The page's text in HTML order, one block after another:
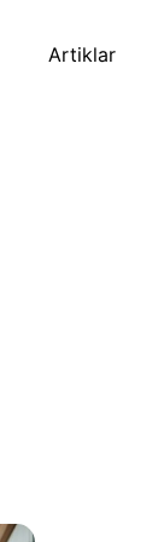
Artiklar